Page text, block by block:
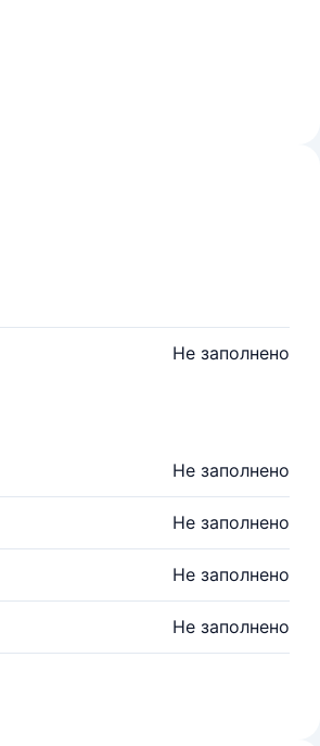
Не заполнено
Не заполнено
Не заполнено
Не заполнено
Не заполнено